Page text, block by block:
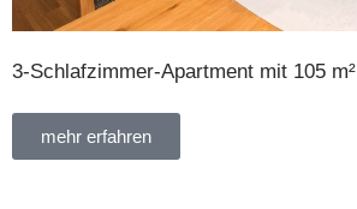
3-Schlafzimmer-Apartment mit 105 m²
mehr erfahren